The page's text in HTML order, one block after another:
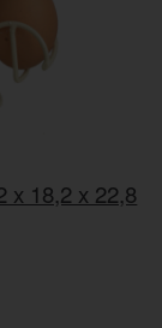
x 18,2 x 22,8